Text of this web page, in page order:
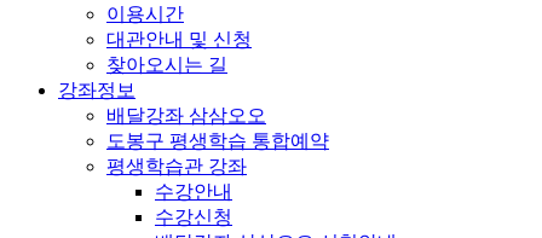
이용시간
대관안내 및 신청
찾아오시는 길
강좌정보
배달강좌 삼삼오오
도봉구 평생학습 통합예약
평생학습관 강좌
수강안내
수강신청